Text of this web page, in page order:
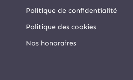
Politique de confidentialité
Politique des cookies
Nos honoraires